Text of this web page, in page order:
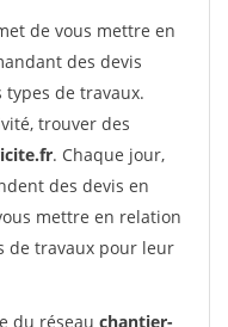
de vous mettre en
des devis
de travaux.
trouver des
. Chaque jour,
des devis en
mettre en relation
de travaux pour leur
du réseau chantier-